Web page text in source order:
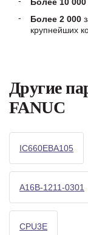
Более 2 000
крупнейших
Другие
FANUC
IC660EBA105
A16B-1211-0301
CPU3E